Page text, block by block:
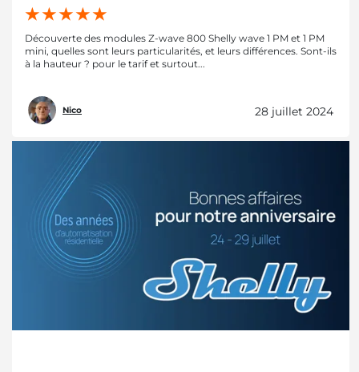
Découverte des modules Z-wave 800 Shelly wave 1 PM et 1 PM
mini, quelles sont leurs particularités, et leurs différences. Sont-ils
à la hauteur ? pour le tarif et surtout...
Nico 28 juillet 2024